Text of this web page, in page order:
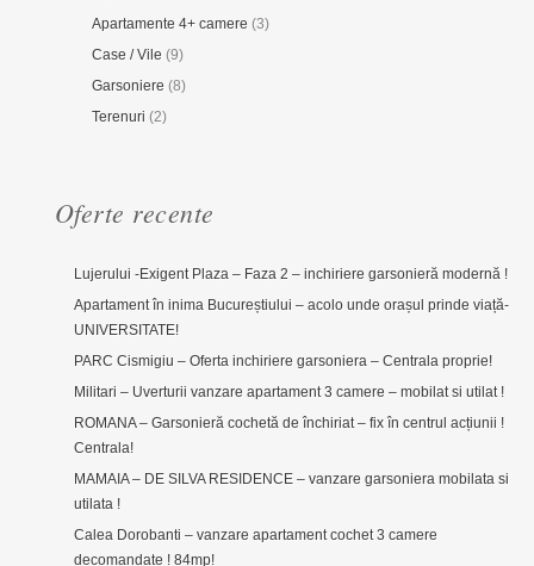
Apartamente 4+ camere (3)
Case / Vile (9)
Garsoniere (8)
Terenuri (2)
Oferte recente
Lujerului -Exigent Plaza – Faza 2 – inchiriere garsonieră modernă !
Apartament în inima Bucureștiului – acolo unde orașul prinde viață-
UNIVERSITATE!
PARC Cismigiu – Oferta inchiriere garsoniera – Centrala proprie!
Militari – Uverturii vanzare apartament 3 camere – mobilat si utilat !
ROMANA – Garsonieră cochetă de închiriat – fix în centrul acțiunii !
Centrala!
MAMAIA – DE SILVA RESIDENCE – vanzare garsoniera mobilata si
utilata !
Calea Dorobanti – vanzare apartament cochet 3 camere
decomandate ! 84mp!